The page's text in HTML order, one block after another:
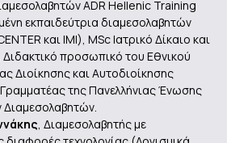
ADR Hellenic Training
εκπαιδεύτρια διαμεσολαβητών
και ΙΜΙ), MSc Ιατρικό Δίκαιο και
προσωπικό του Εθνικού
Διοίκησης και Αυτοδιοίκησης
της Πανελλήνιας Ένωσης
Διαμεσολαβητών.
, Διαμεσολαβητής με